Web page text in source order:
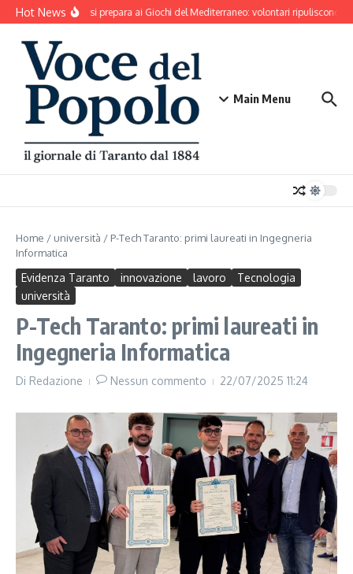
Salta al contenuto
Hot NewsTaranto si prepara ai Giochi del Mediterraneo: volontari ripuliscono
Main Menu
Home / università / P-Tech Taranto: primi laureati in Ingegneria
Informatica
Evidenza Taranto innovazione lavoro
Tecnologia
università
P-Tech Taranto: primi laureati in
Ingegneria Informatica
Di Redazione Nessun commento 22/07/2025 11:24